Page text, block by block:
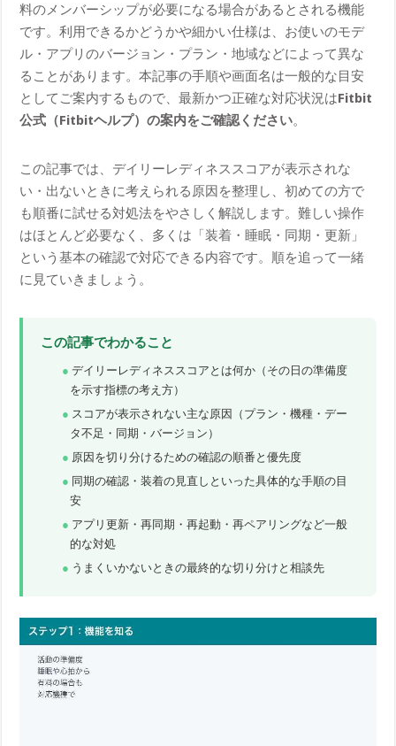
料のメンバーシップが必要になる場合があるとされる機能
です。利用できるかどうかや細かい仕様は、お使いのモデ
ル・アプリのバージョン・プラン・地域などによって異な
ることがあります。本記事の手順や画面名は一般的な目安
としてご案内するもので、最新かつ正確な対応状況はFitbit
公式（Fitbitヘルプ）の案内をご確認ください。
この記事では、デイリーレディネススコアが表示されな
い・出ないときに考えられる原因を整理し、初めての方で
も順番に試せる対処法をやさしく解説します。難しい操作
はほとんど必要なく、多くは「装着・睡眠・同期・更新」
という基本の確認で対応できる内容です。順を追って一緒
に見ていきましょう。
この記事でわかること
デイリーレディネススコアとは何か（その日の準備度
を示す指標の考え方）
スコアが表示されない主な原因（プラン・機種・デー
タ不足・同期・バージョン）
原因を切り分けるための確認の順番と優先度
同期の確認・装着の見直しといった具体的な手順の目
安
アプリ更新・再同期・再起動・再ペアリングなど一般
的な対処
うまくいかないときの最終的な切り分けと相談先